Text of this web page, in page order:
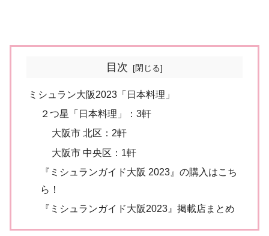
目次
ミシュラン大阪2023「日本料理」
２つ星「日本料理」：3軒
大阪市 北区：2軒
大阪市 中央区：1軒
『ミシュランガイド大阪 2023』の購入はこち
ら！
『ミシュランガイド大阪2023』掲載店まとめ